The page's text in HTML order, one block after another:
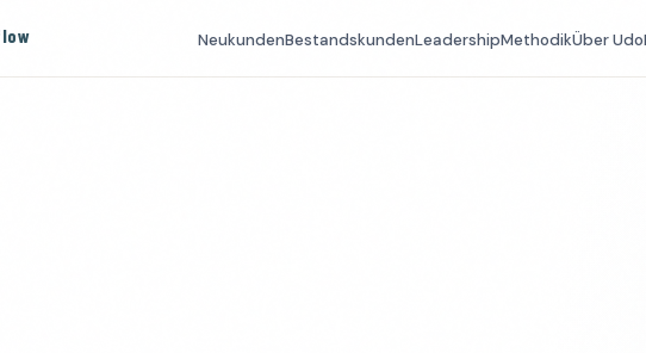
NeukundenBestandskundenLeadershipMethodikÜber Udo